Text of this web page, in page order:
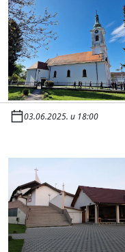
03.06.2025. u 18:00